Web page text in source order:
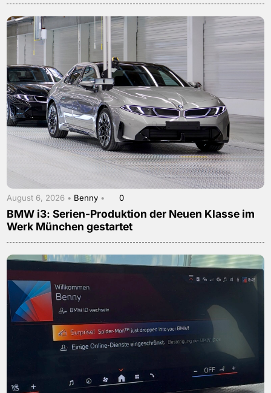
August 6, 2026 • Benny • 0
BMW i3: Serien-Produktion der Neuen Klasse im
Werk München gestartet